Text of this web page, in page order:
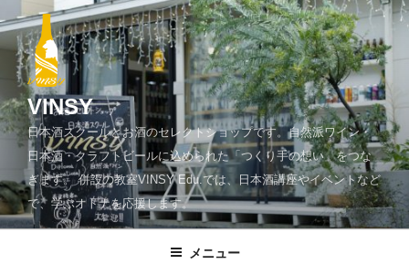
ン
ツ
へ
ッ
プ
VINSY
日本酒スクールとお酒のセレクトショップです。自然派ワイン・
日本酒・クラフトビールに込められた「つくり手の想い」をつな
ぎます。 併設の教室VINSY Edu.では、日本酒講座やイベントなど
で、学ぶオトナを応援します。
メニュー